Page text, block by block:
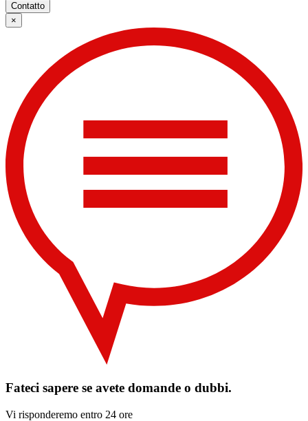
Contatto
×
Fateci sapere se avete domande o dubbi.
Vi risponderemo entro 24 ore